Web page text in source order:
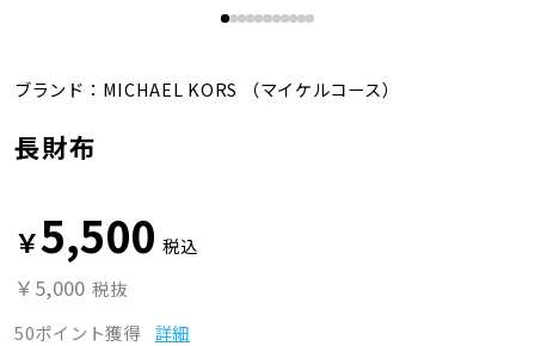
ブランド： MICHAEL KORS （マイケルコース）
長財布
￥5,500 税込
￥5,000 税抜
50ポイント獲得
詳細